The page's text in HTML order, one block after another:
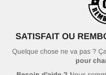
SATISFAIT OU
Quelque chose ne va pas ?
pour